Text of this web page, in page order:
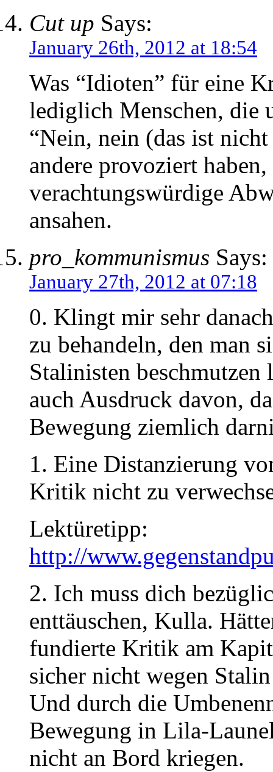
Cut up Says:
January 26th, 2012 at 18:54
Was “Idioten” für eine
lediglich Menschen, die
“Nein, nein (das ist
andere provoziert
verachtungswürdige
ansahen.
pro_kommunismus Says:
January 27th, 2012 at 07:18
0. Klingt mir sehr
zu behandeln, den man
Stalinisten
auch Ausdruck davon,
Bewegung ziemlich
1. Eine Distanzierung
Kritik nicht zu
Lektüretipp:
http://
2. Ich muss dich
enttäuschen, Kulla.
fundierte Kritik am
sicher nicht wegen
Und durch die
Bewegung in Lila-
nicht an Bord kriegen.